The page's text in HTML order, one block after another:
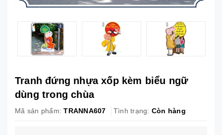
Tranh đứng nhựa xốp kèm biểu ngữ
dùng trong chùa
Mã sản phẩm: TRANNA607 Tình trạng: Còn hàng